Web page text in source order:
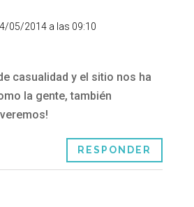
05/2014 a las 09:10
casualidad y el sitio nos ha
la gente, también
RESPONDER